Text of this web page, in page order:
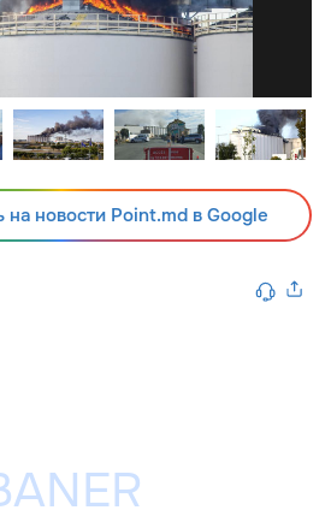
новости Point.md в Google